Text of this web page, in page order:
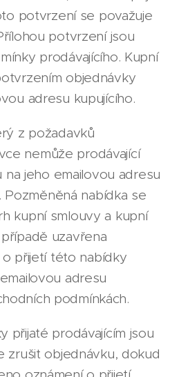
potvrzení se považuje
potvrzení jsou
prodávajícího. Kupní
objednávky
adresu kupujícího.
z požadavků
nemůže prodávající
na jeho emailovou adresu
nabídka se
kupní smlouvy a kupní
uzavřena
přijetí této nabídky
adresu
podmínkách.
přijaté prodávajícím jsou
zrušit objednávku, dokud